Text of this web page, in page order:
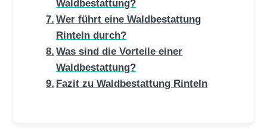
Waldbestattung?
Wer führt eine Waldbestattung
Rinteln durch?
Was sind die Vorteile einer
Waldbestattung?
Fazit zu Waldbestattung Rinteln